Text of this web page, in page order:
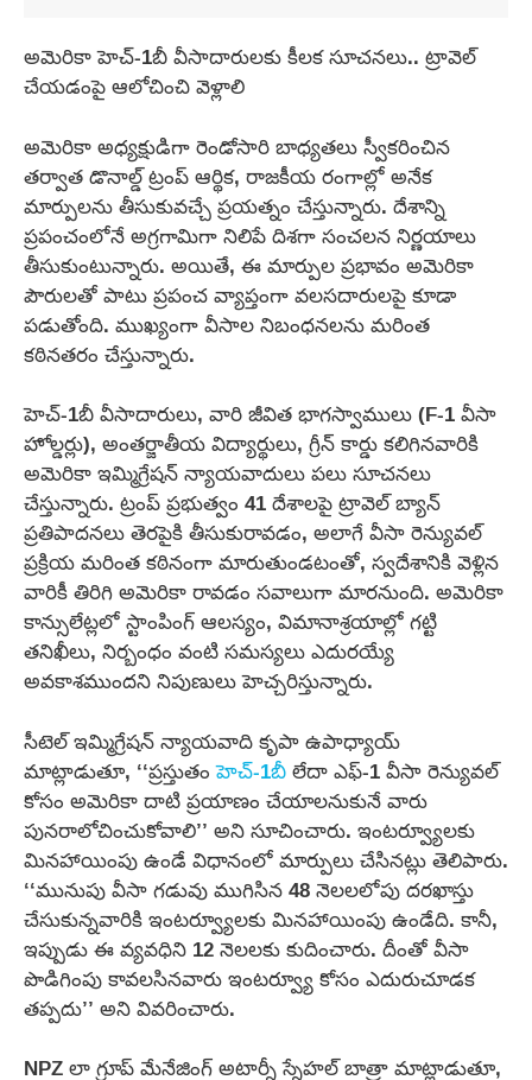
అమెరికా హెచ్-1బీ వీసాదారులకు కీలక సూచనలు.. ట్రావెల్
చేయడంపై ఆలోచించి వెళ్లాలి
అమెరికా అధ్యక్షుడిగా రెండోసారి బాధ్యతలు స్వీకరించిన
తర్వాత డొనాల్డ్ ట్రంప్ ఆర్థిక, రాజకీయ రంగాల్లో అనేక
మార్పులను తీసుకువచ్చే ప్రయత్నం చేస్తున్నారు. దేశాన్ని
ప్రపంచంలోనే అగ్రగామిగా నిలిపే దిశగా సంచలన నిర్ణయాలు
తీసుకుంటున్నారు. అయితే, ఈ మార్పుల ప్రభావం అమెరికా
పౌరులతో పాటు ప్రపంచ వ్యాప్తంగా వలసదారులపై కూడా
పడుతోంది. ముఖ్యంగా వీసాల నిబంధనలను మరింత
కఠినతరం చేస్తున్నారు.
హెచ్-1బీ వీసాదారులు, వారి జీవిత భాగస్వాములు (F-1 వీసా
హోల్డర్లు), అంతర్జాతీయ విద్యార్థులు, గ్రీన్ కార్డు కలిగినవారికి
అమెరికా ఇమ్మిగ్రేషన్ న్యాయవాదులు పలు సూచనలు
చేస్తున్నారు. ట్రంప్ ప్రభుత్వం 41 దేశాలపై ట్రావెల్ బ్యాన్
ప్రతిపాదనలు తెరపైకి తీసుకురావడం, అలాగే వీసా రెన్యువల్
ప్రక్రియ మరింత కఠినంగా మారుతుండటంతో, స్వదేశానికి వెళ్లిన
వారికీ తిరిగి అమెరికా రావడం సవాలుగా మారనుంది. అమెరికా
కాన్సులేట్లలో స్టాంపింగ్ ఆలస్యం, విమానాశ్రయాల్లో గట్టి
తనిఖీలు, నిర్బంధం వంటి సమస్యలు ఎదురయ్యే
అవకాశముందని నిపుణులు హెచ్చరిస్తున్నారు.
సీటెల్ ఇమ్మిగ్రేషన్ న్యాయవాది కృపా ఉపాధ్యాయ్
మాట్లాడుతూ, ‘‘ప్రస్తుతంహెచ్-1బీలేదా ఎఫ్-1 వీసా రెన్యువల్
కోసం అమెరికా దాటి ప్రయాణం చేయాలనుకునే వారు
పునరాలోచించుకోవాలి’’ అని సూచించారు. ఇంటర్వ్యూలకు
మినహాయింపు ఉండే విధానంలో మార్పులు చేసినట్లు తెలిపారు.
‘‘మునుపు వీసా గడువు ముగిసిన 48 నెలలలోపు దరఖాస్తు
చేసుకున్నవారికి ఇంటర్వ్యూలకు మినహాయింపు ఉండేది. కానీ,
ఇప్పుడు ఈ వ్యవధిని 12 నెలలకు కుదించారు. దీంతో వీసా
పొడిగింపు కావలసినవారు ఇంటర్వ్యూ కోసం ఎదురుచూడక
తప్పదు’’ అని వివరించారు.
NPZ లా గ్రూప్ మేనేజింగ్ అటార్నీ స్నేహల్ బాత్రా మాట్లాడుతూ,